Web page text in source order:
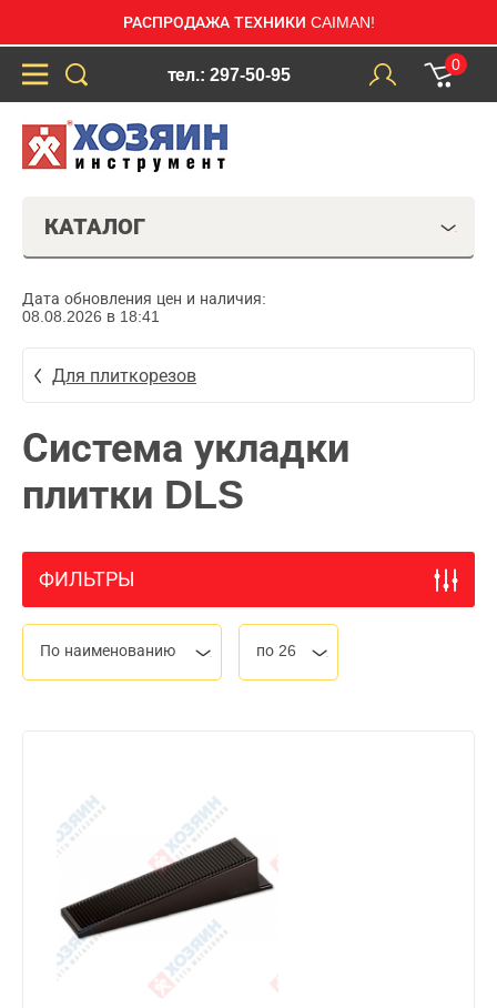
РАСПРОДАЖА ТЕХНИКИ CAIMAN!
тел.: 297-50-95
0
КАТАЛОГ
Дата обновления цен и наличия:
08.08.2026 в 18:41
Для плиткорезов
Система укладки
плитки DLS
ФИЛЬТРЫ
По наименованию по 26